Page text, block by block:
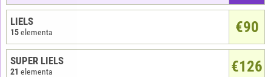
€90
LIELS
15elementa
€126
SUPER LIELS
21 elementa